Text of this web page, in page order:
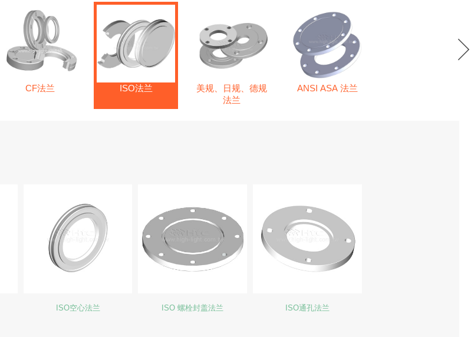
CF法兰 ISO法兰
美规、日规、德规
法兰
ANSI ASA 法兰
ISO空心法兰 ISO 螺栓封盖法兰 ISO通孔法兰